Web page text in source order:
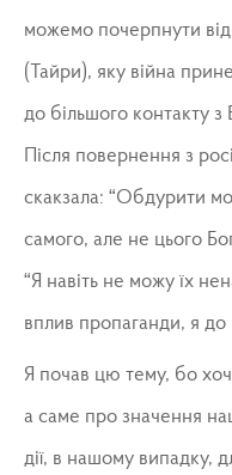
можемо почерпнути
(Тайри), яку війна
до більшого контакту
Після повернення з
скакзала: “Обдурити
самого, але не цього
“Я навіть не можу їх
вплив пропаганди, я
Я почав цю тему, бо
а саме про значення
дії, в нашому випадку,